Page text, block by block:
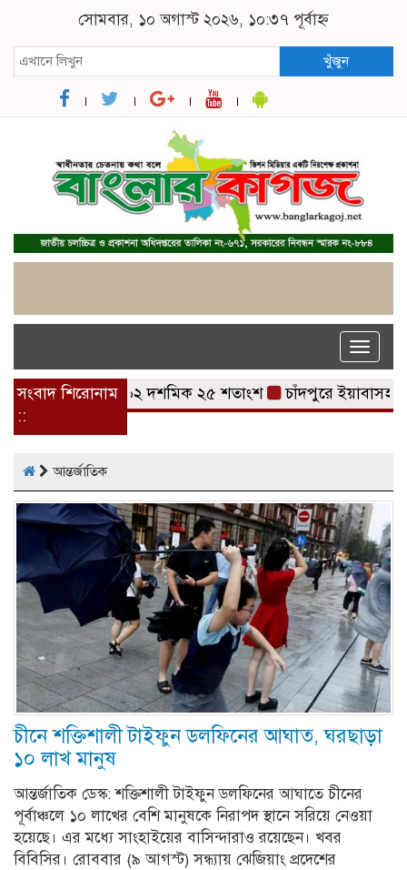
সোমবার, ১০ অগাস্ট ২০২৬, ১০:৩৭ পূর্বাহ্ন
খুঁজুন
Toggle
সংবাদ শিরোনাম
::
পাসের হার ৬২ দশমিক ২৫ শতাংশ চাঁদপুরে ইয়াবাসহ
আন্তর্জাতিক
চীনে শক্তিশালী টাইফুন ডলফিনের আঘাত, ঘরছাড়া
১০ লাখ মানুষ
আন্তর্জাতিক ডেস্ক: শক্তিশালী টাইফুন ডলফিনের আঘাতে চীনের
পূর্বাঞ্চলে ১০ লাখের বেশি মানুষকে নিরাপদ স্থানে সরিয়ে নেওয়া
হয়েছে। এর মধ্যে সাংহাইয়ের বাসিন্দারাও রয়েছেন। খবর
বিবিসির। রোববার (৯ আগস্ট) সন্ধ্যায় ঝেজিয়াং প্রদেশের